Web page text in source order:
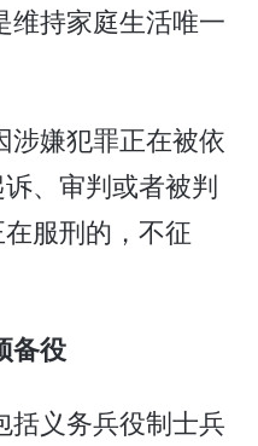
维持家庭生活唯一
涉嫌犯罪正在被依
、审判或者被判
服刑的，不征
备役
括义务兵役制士兵